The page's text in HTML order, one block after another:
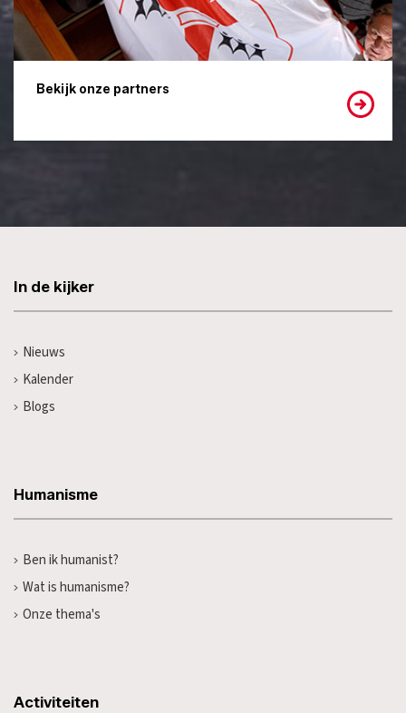
Bekijk onze partners
In de kijker
Nieuws
Kalender
Blogs
Humanisme
Ben ik humanist?
Wat is humanisme?
Onze thema's
Activiteiten